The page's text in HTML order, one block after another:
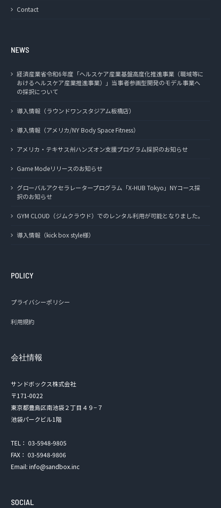
Contact
NEWS
経済産業省令和6年度「ヘルスケア産業基盤高度化推進事業（職域等に
おけるヘルスケア産業推進事業）」当事者参画型開発のモデル事業へ
の採択について
導入情報（ラウンドワンスタジアム板橋店）
導入情報（アメリカ/NY Body Space Fitness）
アメリカ・テキサス州ハンズオン支援プログラム採択のお知らせ
Game Modeリリースのお知らせ
グローバルアクセラレータープログラム「X-HUB Tokyo」NYコース採
択のお知らせ
GYM CLOUD（ジムクラウド）でのレンタル利用が可能となりました。
導入情報（kick box style様）
POLICY
プライバシーポリシー
利用規約
会社情報
サンドボックス株式会社
〒171-0022
東京都豊島区南池袋２丁目４９−７
池袋パークビル1階
TEL： 03-5948-9805
FAX： 03-5948-9806
Email: info@sandbox.inc
SOCIAL